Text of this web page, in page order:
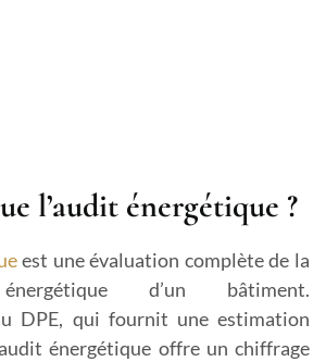
l’audit énergétique ?
est une évaluation complète de la
d’un bâtiment.
DPE, qui fournit une estimation
énergétique offre un chiffrage